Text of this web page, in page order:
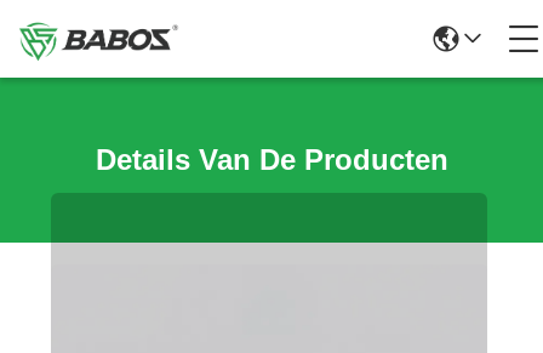
Details Van De Producten